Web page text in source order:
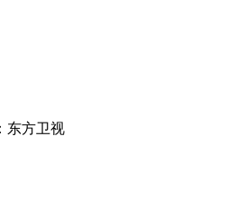
东方卫视